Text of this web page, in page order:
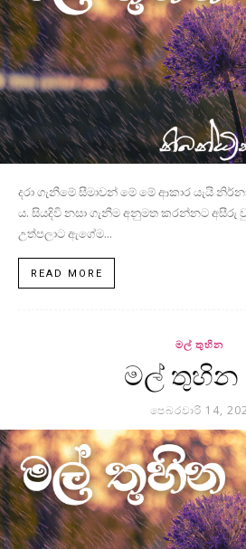
දරා ගැනීමේ සීමාවන් මේ මේ ආකාර යැයි
ය. සියදිවි නසා ගැනීම අනුමත කරන්නට අසීරු
උත්පලාට ඇගේම...
READ MORE
මල් තුහින
මල් තුහින
පෙබරවාරි 14,